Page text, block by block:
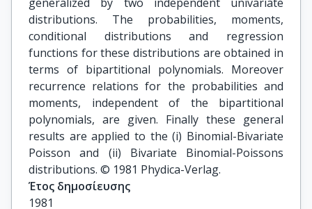
distributions. The probabilities, moments,
conditional distributions and regression
functions for these distributions are obtained in
terms of bipartitional polynomials. Moreover
recurrence relations for the probabilities and
moments, independent of the bipartitional
polynomials, are given. Finally these general
results are applied to the (i) Binomial-Bivariate
Poisson and (ii) Bivariate Binomial-Poissons
distributions. © 1981 Phydica-Verlag.
Έτος δημοσίευσης
1981